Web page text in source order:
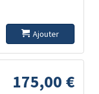
Ajouter
175,00 €